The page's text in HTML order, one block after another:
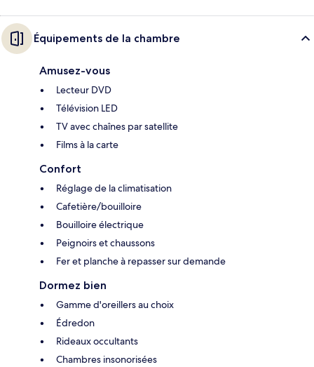
Équipements de la chambre
Amusez-vous
Lecteur DVD
Télévision LED
TV avec chaînes par satellite
Films à la carte
Confort
Réglage de la climatisation
Cafetière/bouilloire
Bouilloire électrique
Peignoirs et chaussons
Fer et planche à repasser sur demande
Dormez bien
Gamme d'oreillers au choix
Édredon
Rideaux occultants
Chambres insonorisées